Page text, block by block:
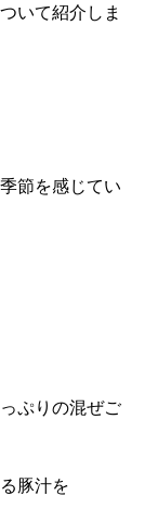
いて紹介しま
節を感じてい
ぷりの混ぜご
豚汁を